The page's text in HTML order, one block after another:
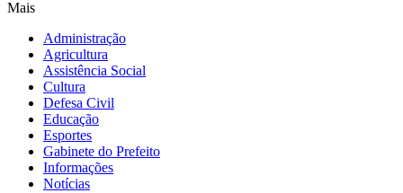
Mais
Administração
Agricultura
Assistência Social
Cultura
Defesa Civil
Educação
Esportes
Gabinete do Prefeito
Informações
Notícias